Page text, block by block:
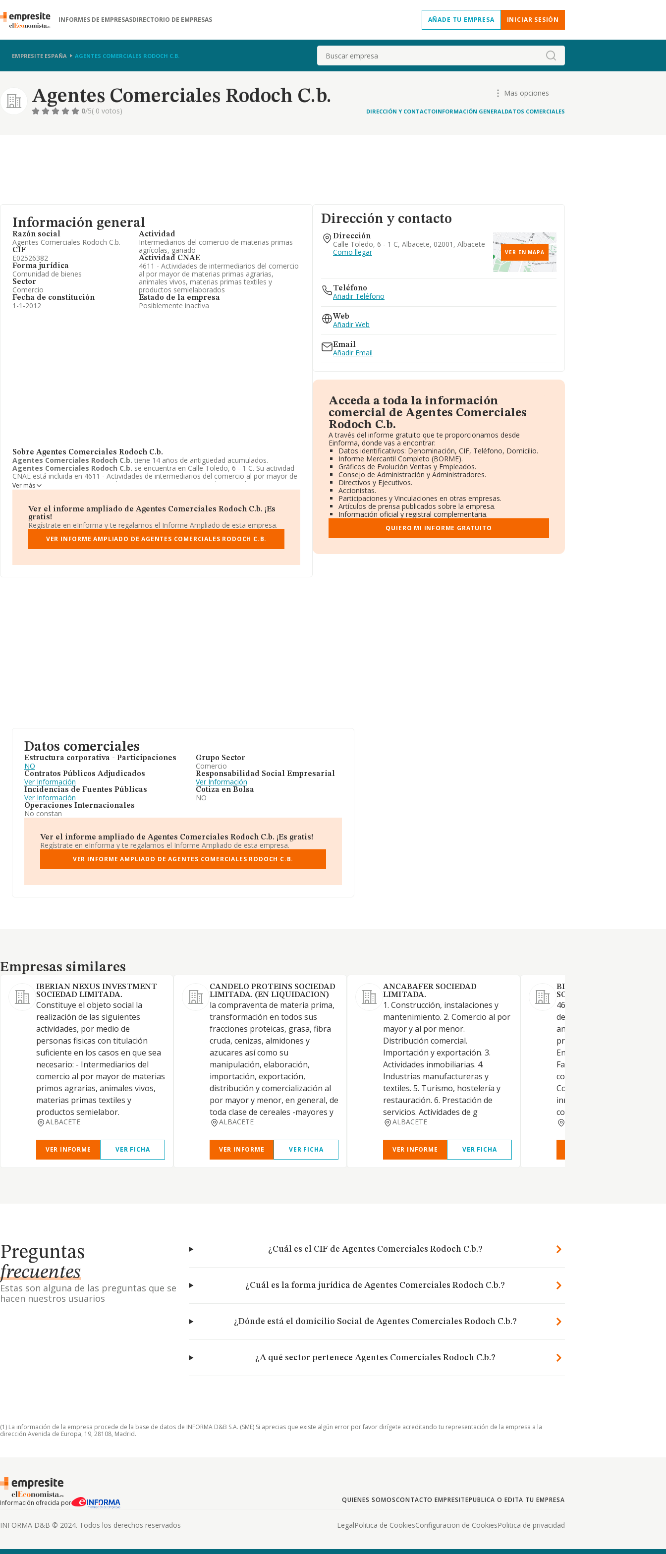
INFORMES DE EMPRESASDIRECTORIO DE EMPRESAS AÑADE TU EMPRESA INICIAR SESIÓN
EMPRESITE ESPAÑA AGENTES COMERCIALES RODOCH C.B. Buscar
Agentes Comerciales Rodoch C.b.
Mas opciones
0/5( 0 votos) DIRECCIÓN Y CONTACTOINFORMACIÓN GENERALDATOS COMERCIALES
Información general
Razón social
Agentes Comerciales Rodoch C.b.
CIF
E02526382
Forma jurídica
Comunidad de bienes
Sector
Comercio
Fecha de constitución
1-1-2012
Actividad
Intermediarios del comercio de materias primas
agrícolas, ganado
Actividad CNAE
4611 - Actividades de intermediarios del comercio
al por mayor de materias primas agrarias,
animales vivos, materias primas textiles y
productos semielaborados
Estado de la empresa
Posiblemente inactiva
Sobre Agentes Comerciales Rodoch C.b.
Agentes Comerciales Rodoch C.b. tiene 14 años de antigüedad acumulados.
Agentes Comerciales Rodoch C.b. se encuentra en Calle Toledo, 6 - 1 C. Su actividad
CNAE está incluida en 4611 - Actividades de intermediarios del comercio al por mayor de
materias primas agrarias, animales vivos, materias primas textiles y productos
semielaborados.Agentes Comerciales Rodoch C.b.está registrada como Comunidad
Ver más
Ver el informe ampliado de Agentes Comerciales Rodoch C.b. ¡Es
gratis!
Regístrate en eInforma y te regalamos el Informe Ampliado de esta empresa.
VER INFORME AMPLIADO DE AGENTES COMERCIALES RODOCH C.B.
Dirección y contacto
Dirección
Calle Toledo, 6 - 1 C, Albacete, 02001, Albacete
Como llegar
VER EN MAPA
Teléfono
Añadir Teléfono
Web
Añadir Web
Email
Añadir Email
Acceda a toda la información
comercial de Agentes Comerciales
Rodoch C.b.
A través del informe gratuito que te proporcionamos desde
Einforma, donde vas a encontrar:
Datos identificativos: Denominación, CIF, Teléfono, Domicilio.
Informe Mercantil Completo (BORME).
Gráficos de Evolución Ventas y Empleados.
Consejo de Administración y Administradores.
Directivos y Ejecutivos.
Accionistas.
Participaciones y Vinculaciones en otras empresas.
Artículos de prensa publicados sobre la empresa.
Información oficial y registral complementaria.
QUIERO MI INFORME GRATUITO
Datos comerciales
Estructura corporativa - Participaciones
NO
Contratos Públicos Adjudicados
Ver Información
Incidencias de Fuentes Públicas
Ver Información
Operaciones Internacionales
No constan
Grupo Sector
Comercio
Responsabilidad Social Empresarial
Ver Información
Cotiza en Bolsa
NO
Ver el informe ampliado de Agentes Comerciales Rodoch C.b. ¡Es gratis!
Regístrate en eInforma y te regalamos el Informe Ampliado de esta empresa.
VER INFORME AMPLIADO DE AGENTES COMERCIALES RODOCH C.B.
Empresas similares
Empresas similares
IBERIAN NEXUS INVESTMENT
SOCIEDAD LIMITADA.
Constituye el objeto social la
realización de las siguientes
actividades, por medio de
personas fisicas con titulación
suficiente en los casos en que sea
necesario: - Intermediarios del
comercio al por mayor de materias
primos agrarias, animales vivos,
materias primas textiles y
productos semielabor.
ALBACETE
VER INFORME VER FICHA
CANDELO PROTEINS SOCIEDAD
LIMITADA. (EN LIQUIDACION)
la compraventa de materia prima,
transformación en todos sus
fracciones proteicas, grasa, fibra
cruda, cenizas, almidones y
azucares así como su
manipulación, elaboración,
importación, exportación,
distribución y comercialización al
por mayor y menor, en general, de
toda clase de cereales -mayores y
ALBACETE
VER INFORME VER FICHA
ANCABAFER SOCIEDAD
LIMITADA.
1. Construcción, instalaciones y
mantenimiento. 2. Comercio al por
mayor y al por menor.
Distribución comercial.
Importación y exportación. 3.
Actividades inmobiliarias. 4.
Industrias manufactureras y
textiles. 5. Turismo, hostelería y
restauración. 6. Prestación de
servicios. Actividades de g
ALBACETE
VER INFORME VER FICHA
BIO WORLD ORGANIC
SOCIEDAD LIMITADA.
4611 Intermediación de
de materias primas agrarias,
animales vivos, materias
productos semielaborados. -
Ensayos y análisis técnicos. -
Fabricación de fertilizantes y
compuestos nitrogenados. -
Compraventa e
inmuebles rústicos
como la p
Preguntas
frecuentes
Estas son alguna de las preguntas que se
hacen nuestros usuarios
¿Cuál es el CIF de Agentes Comerciales Rodoch C.b.?
¿Cuál es la forma jurídica de Agentes Comerciales Rodoch C.b.?
¿Dónde está el domicilio Social de Agentes Comerciales Rodoch C.b.?
¿A qué sector pertenece Agentes Comerciales Rodoch C.b.?
(1) La información de la empresa procede de la base de datos de INFORMA D&B S.A. (SME) Si aprecias que existe algún error por favor dirígete acreditando tu representación de la empresa a la
dirección Avenida de Europa, 19, 28108, Madrid.
Información ofrecida por QUIENES SOMOSCONTACTO EMPRESITEPUBLICA O EDITA TU EMPRESA
INFORMA D&B © 2024. Todos los derechos reservados LegalPolitica de CookiesConfiguracion de CookiesPolitica de privacidad